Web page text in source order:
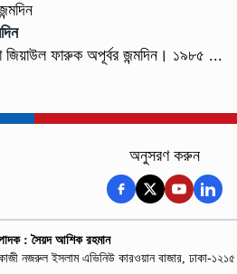
ফারুক অপূর্বর জন্মদিন। ১৯৮৫ ...
অনুসরণ করুন
: সৈয়দ আশিক রহমান
নজরুল ইসলাম এভিনিউ কারওয়ান বাজার, ঢাকা-১২১৫